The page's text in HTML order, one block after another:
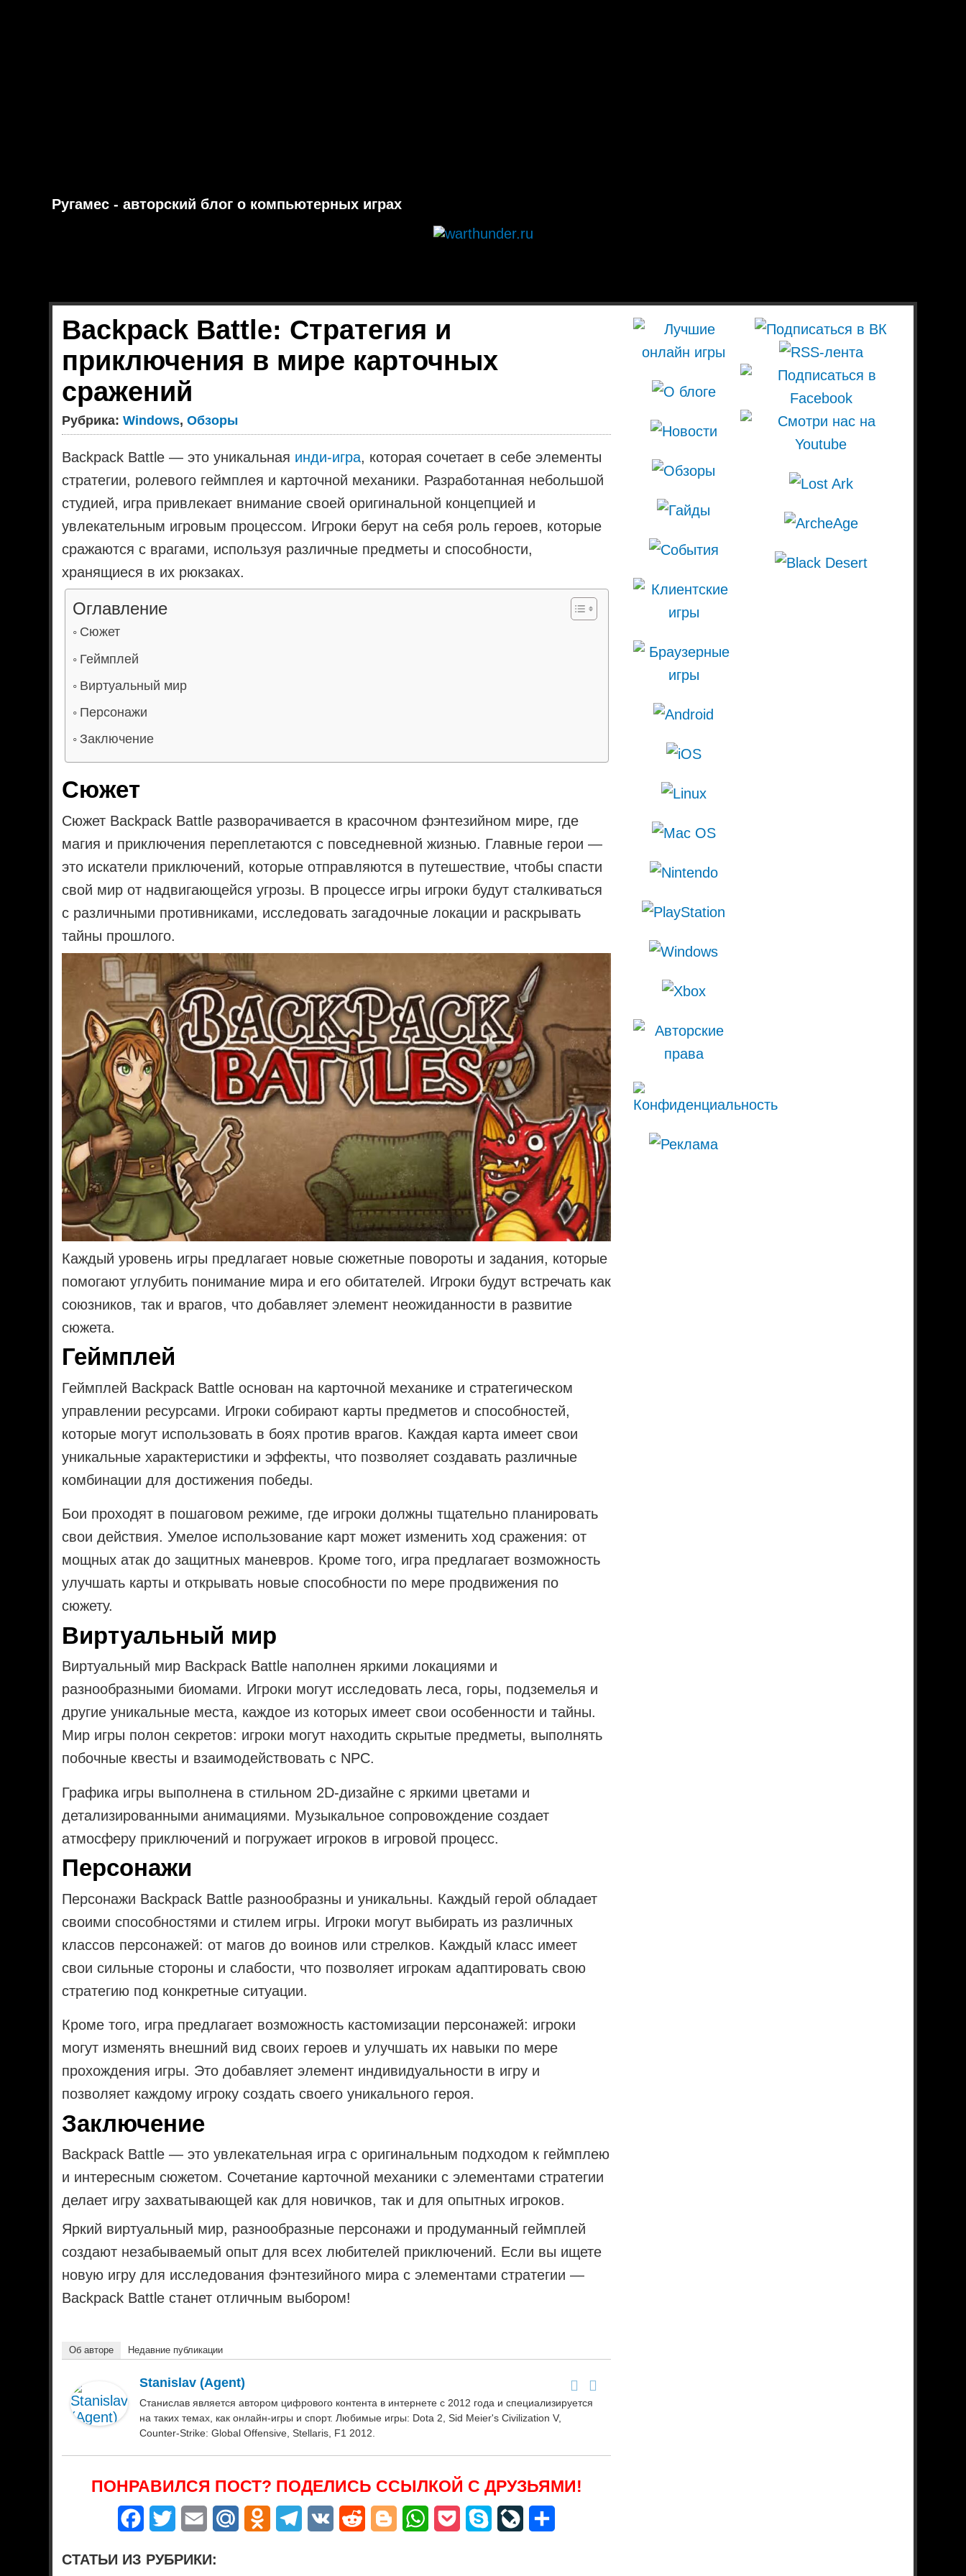
Ругамес - авторский блог о компьютерных играх
Backpack Battle: Стратегия и
приключения в мире карточных
сражений
Рубрика:Windows,Обзоры
Backpack Battle — это уникальная инди-игра, которая сочетает в себе элементы
стратегии, ролевого геймплея и карточной механики. Разработанная небольшой
студией, игра привлекает внимание своей оригинальной концепцией и
увлекательным игровым процессом. Игроки берут на себя роль героев, которые
сражаются с врагами, используя различные предметы и способности,
хранящиеся в их рюкзаках.
Оглавление
Сюжет
Геймплей
Виртуальный мир
Персонажи
Заключение
Сюжет
Сюжет Backpack Battle разворачивается в красочном фэнтезийном мире, где
магия и приключения переплетаются с повседневной жизнью. Главные герои —
это искатели приключений, которые отправляются в путешествие, чтобы спасти
свой мир от надвигающейся угрозы. В процессе игры игроки будут сталкиваться
с различными противниками, исследовать загадочные локации и раскрывать
тайны прошлого.
Каждый уровень игры предлагает новые сюжетные повороты и задания, которые
помогают углубить понимание мира и его обитателей. Игроки будут встречать как
союзников, так и врагов, что добавляет элемент неожиданности в развитие
сюжета.
Геймплей
Геймплей Backpack Battle основан на карточной механике и стратегическом
управлении ресурсами. Игроки собирают карты предметов и способностей,
которые могут использовать в боях против врагов. Каждая карта имеет свои
уникальные характеристики и эффекты, что позволяет создавать различные
комбинации для достижения победы.
Бои проходят в пошаговом режиме, где игроки должны тщательно планировать
свои действия. Умелое использование карт может изменить ход сражения: от
мощных атак до защитных маневров. Кроме того, игра предлагает возможность
улучшать карты и открывать новые способности по мере продвижения по
сюжету.
Виртуальный мир
Виртуальный мир Backpack Battle наполнен яркими локациями и
разнообразными биомами. Игроки могут исследовать леса, горы, подземелья и
другие уникальные места, каждое из которых имеет свои особенности и тайны.
Мир игры полон секретов: игроки могут находить скрытые предметы, выполнять
побочные квесты и взаимодействовать с NPC.
Графика игры выполнена в стильном 2D-дизайне с яркими цветами и
детализированными анимациями. Музыкальное сопровождение создает
атмосферу приключений и погружает игроков в игровой процесс.
Персонажи
Персонажи Backpack Battle разнообразны и уникальны. Каждый герой обладает
своими способностями и стилем игры. Игроки могут выбирать из различных
классов персонажей: от магов до воинов или стрелков. Каждый класс имеет
свои сильные стороны и слабости, что позволяет игрокам адаптировать свою
стратегию под конкретные ситуации.
Кроме того, игра предлагает возможность кастомизации персонажей: игроки
могут изменять внешний вид своих героев и улучшать их навыки по мере
прохождения игры. Это добавляет элемент индивидуальности в игру и
позволяет каждому игроку создать своего уникального героя.
Заключение
Backpack Battle — это увлекательная игра с оригинальным подходом к геймплею
и интересным сюжетом. Сочетание карточной механики с элементами стратегии
делает игру захватывающей как для новичков, так и для опытных игроков.
Яркий виртуальный мир, разнообразные персонажи и продуманный геймплей
создают незабываемый опыт для всех любителей приключений. Если вы ищете
новую игру для исследования фэнтезийного мира с элементами стратегии —
Backpack Battle станет отличным выбором!
Об авторе Недавние публикации
Stanislav (Agent)
Станислав является автором цифрового контента в интернете с 2012 года и специализируется
на таких темах, как онлайн-игры и спорт. Любимые игры: Dota 2, Sid Meier's Civilization V,
Counter-Strike: Global Offensive, Stellaris, F1 2012.
ПОНРАВИЛСЯ ПОСТ? ПОДЕЛИСЬ ССЫЛКОЙ С ДРУЗЬЯМИ!
Facebook
Twitter Email Mail.Ru Odnoklassniki
Telegram
VK Reddit Blogger WhatsApp
Pocket Skype LiveJournal
СТАТЬИ ИЗ РУБРИКИ: